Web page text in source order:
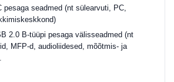
pesaga seadmed (nt sülearvuti, PC,
2.0 B-tüüpi pesaga välisseadmed (nt
MFP-d, audioliidesed, mõõtmis- ja